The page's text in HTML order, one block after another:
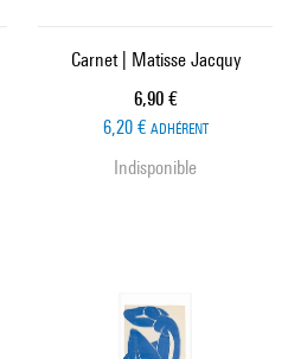
Carnet | Matisse Jacquy
Prix ​​actuel
6,90 €
6,20 € ADHÉRENT
Indisponible